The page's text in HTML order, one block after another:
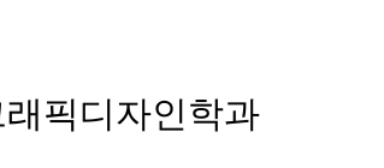
픽디자인학과